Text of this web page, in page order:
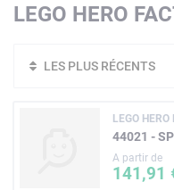
LEGO HERO
LES PLUS RÉCENTS
LEGO HERO
44021 -
A partir de
141,91